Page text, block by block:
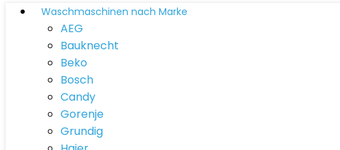
Waschmaschinen nach Marke
AEG
Bauknecht
Beko
Bosch
Candy
Gorenje
Grundig